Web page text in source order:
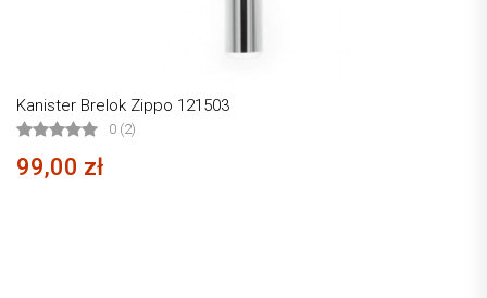
Kanister Brelok Zippo 121503
0 (2)
99,00 zł